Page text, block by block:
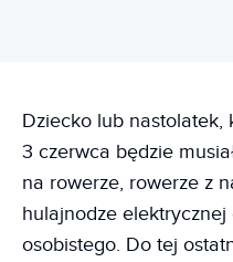
Dziecko lub nastolatek,
3 czerwca będzie
na rowerze, rowerze z
hulajnodze
osobistego. Do tej